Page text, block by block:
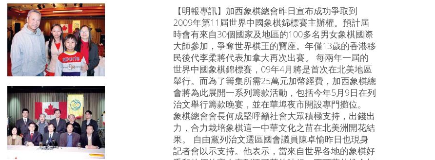
【明報專訊】加西象棋總會昨日宣布成功爭取到
2009年第11屆世界中國象棋錦標賽主辦權。預計屆
時會有來自30個國家及地區的100多名男女象棋國際
大師參加，爭奪世界棋王的寶座。年僅13歲的香港移
民後代李柔將代表加拿大再次出賽。 每兩年一屆的
世界中國象棋錦標賽，09年4月將是首次在北美地區
舉行。而為了籌集所需25萬元加幣經費，加西象棋總
會將為此展開一系列籌款活動，包括今年5月9日在列
治文舉行籌款晚宴，並在華埠夜市開設專門攤位。
象棋總會會長何成堅呼籲社會大眾積極支持，出錢出
力，合力栽培象棋這一中華文化之苗在北美洲開花結
果。 自由黨列治文選區國會議員陳卓愉昨日也現身
記者會以示支持。他表示，當來自世界各地的象棋好